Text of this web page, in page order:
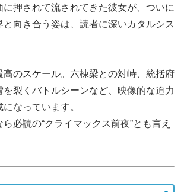
に押されて流されてきた彼女が、ついに
と向き合う姿は、読者に深いカタルシス
高のスケール。六棟梁との対峙、統括府
を裂くバトルシーンなど、映像的な迫力
なっています。
必読の“クライマックス前夜”とも言え